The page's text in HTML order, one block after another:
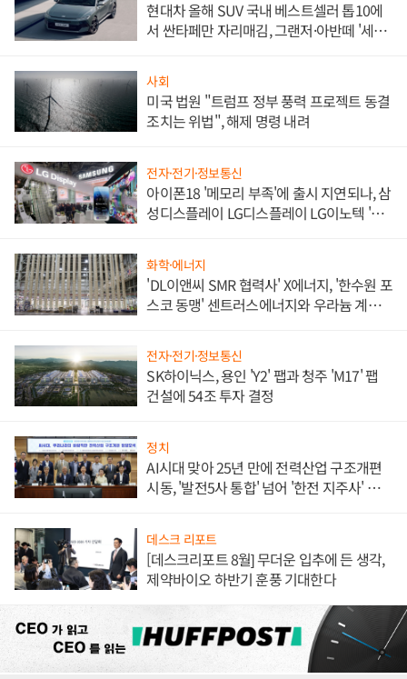
현대차 올해 SUV 국내 베스트셀러 톱10에
서 싼타페만 자리매김, 그랜저·아반떼 '세단
사회
미국 법원 "트럼프 정부 풍력 프로젝트 동결
조치는 위법", 해제 명령 내려
전자·전기·정보통신
아이폰18 '메모리 부족'에 출시 지연되나, 삼
성디스플레이 LG디스플레이 LG이노텍 '탈
화학·에너지
'DL이앤씨 SMR 협력사' X에너지, '한수원 포
스코 동맹' 센트러스에너지와 우라늄 계약
전자·전기·정보통신
SK하이닉스, 용인 'Y2' 팹과 청주 'M17' 팹
건설에 54조 투자 결정
정치
AI시대 맞아 25년 만에 전력산업 구조개편
시동, '발전5사 통합' 넘어 '한전 지주사' 재편
데스크 리포트
[데스크리포트 8월] 무더운 입추에 든 생각,
제약바이오 하반기 훈풍 기대한다